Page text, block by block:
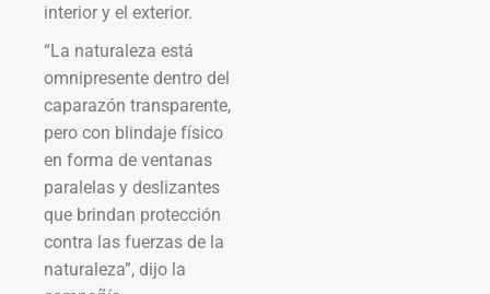
interior y el exterior.
“La naturaleza está
omnipresente dentro del
caparazón transparente,
pero con blindaje físico
en forma de ventanas
paralelas y deslizantes
que brindan protección
contra las fuerzas de la
naturaleza”, dijo la